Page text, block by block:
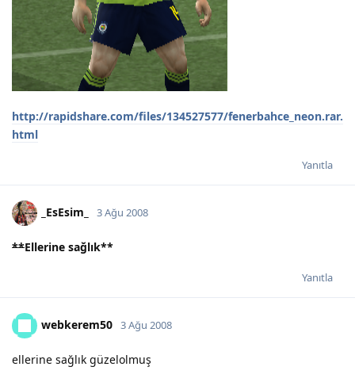
http://rapidshare.com/files/134527577/fenerbahce_neon.rar.
html
Yanıtla
_EsEsim_ 3 Ağu 2008
**Ellerine sağlık**
Yanıtla
webkerem50 3 Ağu 2008
ellerine sağlık güzelolmuş